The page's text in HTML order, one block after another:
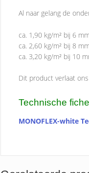
Al naar gelang de
ca. 1,90 kg/m² bij 6
ca. 2,60 kg/m² bij 8
ca. 3,20 kg/m² bij 10
Dit product verlaat
Technische
MONOFLEX-white